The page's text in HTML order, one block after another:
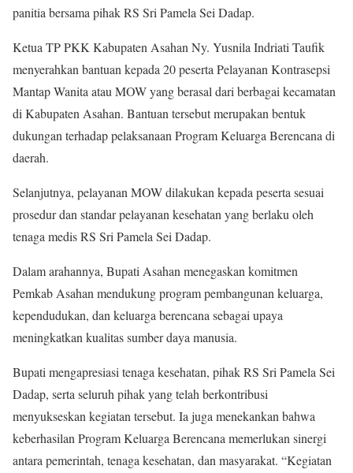
panitia bersama pihak RS Sri Pamela Sei Dadap.
Ketua TP PKK Kabupaten Asahan Ny. Yusnila Indriati Taufik
menyerahkan bantuan kepada 20 peserta Pelayanan Kontrasepsi
Mantap Wanita atau MOW yang berasal dari berbagai kecamatan
di Kabupaten Asahan. Bantuan tersebut merupakan bentuk
dukungan terhadap pelaksanaan Program Keluarga Berencana di
daerah.
Selanjutnya, pelayanan MOW dilakukan kepada peserta sesuai
prosedur dan standar pelayanan kesehatan yang berlaku oleh
tenaga medis RS Sri Pamela Sei Dadap.
Dalam arahannya, Bupati Asahan menegaskan komitmen
Pemkab Asahan mendukung program pembangunan keluarga,
kependudukan, dan keluarga berencana sebagai upaya
meningkatkan kualitas sumber daya manusia.
Bupati mengapresiasi tenaga kesehatan, pihak RS Sri Pamela Sei
Dadap, serta seluruh pihak yang telah berkontribusi
menyukseskan kegiatan tersebut. Ia juga menekankan bahwa
keberhasilan Program Keluarga Berencana memerlukan sinergi
antara pemerintah, tenaga kesehatan, dan masyarakat. “Kegiatan